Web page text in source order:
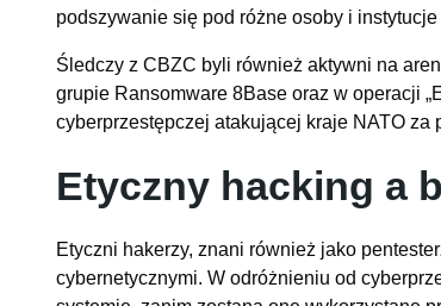
podszywanie się pod różne osoby i
Śledczy z CBZC byli również aktywni na
grupie Ransomware 8Base oraz w operacji
cyberprzestępczej atakującej kraje NATO za
Etyczny hacking a
Etyczni hakerzy, znani również jako
cybernetycznymi. W odróżnieniu od